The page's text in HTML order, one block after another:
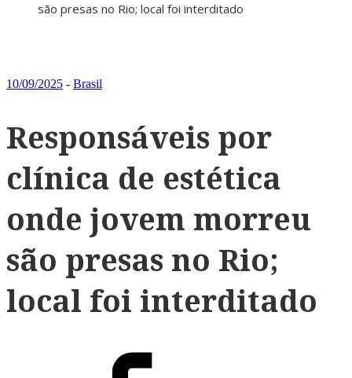
são presas no Rio; local foi interditado
10/09/2025 - Brasil
Responsáveis por
clínica de estética
onde jovem morreu
são presas no Rio;
local foi interditado